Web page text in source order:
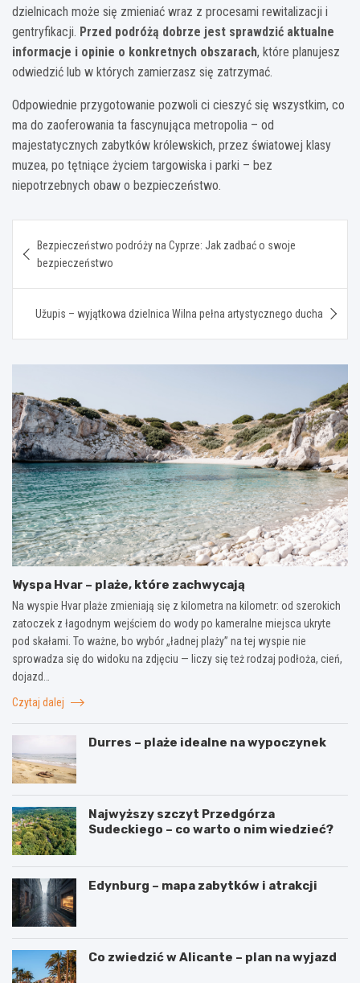
dzielnicach może się zmieniać wraz z procesami rewitalizacji i
gentryfikacji. Przed podróżą dobrze jest sprawdzić aktualne
informacje i opinie o konkretnych obszarach, które planujesz
odwiedzić lub w których zamierzasz się zatrzymać.
Odpowiednie przygotowanie pozwoli ci cieszyć się wszystkim, co
ma do zaoferowania ta fascynująca metropolia – od
majestatycznych zabytków królewskich, przez światowej klasy
muzea, po tętniące życiem targowiska i parki – bez
niepotrzebnych obaw o bezpieczeństwo.
wpisu
Bezpieczeństwo podróży na Cyprze: Jak zadbać o swoje
bezpieczeństwo
Užupis – wyjątkowa dzielnica Wilna pełna artystycznego ducha
Wyspa Hvar – plaże, które zachwycają
Na wyspie Hvar plaże zmieniają się z kilometra na kilometr: od szerokich
zatoczek z łagodnym wejściem do wody po kameralne miejsca ukryte
pod skałami. To ważne, bo wybór „ładnej plaży” na tej wyspie nie
sprowadza się do widoku na zdjęciu — liczy się też rodzaj podłoża, cień,
dojazd…
Czytaj dalej
Durres – plaże idealne na wypoczynek
Najwyższy szczyt Przedgórza
Sudeckiego – co warto o nim wiedzieć?
Edynburg – mapa zabytków i atrakcji
Co zwiedzić w Alicante – plan na wyjazd